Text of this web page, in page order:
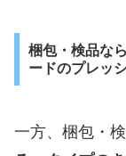
梱包・検品な
ードのプレッシ
一方、梱包・